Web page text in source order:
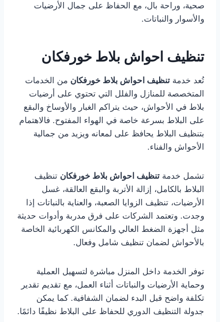
صحية، وراحة بال، مع الحفاظ على جمال الأرضيات
والأسوار والنباتات.
تنظيف احواش بلاط خورفكان
تُعد خدمة تنظيف احواش بلاط خورفكان من الخدمات
المتخصصة للمنازل والفلل التي تحتوي على أرضيات
بلاط في الأحواش، حيث يتراكم الغبار والأوساخ والبقع
على البلاط بسرعة خاصة في الهواء المفتوح. فالاهتمام
بتنظيف البلاط يحافظ على لمعانه ويزيد من جمالية
الأحواش والفناء.
تشمل خدمة تنظيف احواش بلاط خورفكان تنظيف
البلاط بالكامل، إزالة الأتربة والبقع العالقة، غسل
الأرضيات، تنظيف الزوايا الصعبة، والعناية بالنباتات إذا
وجدت. وتعتمد الشركات على فرق مدربة وأدوات حديثة
مثل أجهزة الضغط العالي والمكانس الكهربائية الخاصة
بالأحواش لضمان تنظيف شامل وفعال.
توفر الخدمة داخل المنزل مباشرة لتسهيل العملية
وحماية الأرضيات والنباتات أثناء العمل، مع تقديم تقدير
تكلفة واضح قبل البدء لضمان الشفافية. كما يمكن
جدولة التنظيف الدوري للحفاظ على البلاط نظيفًا دائمًا.